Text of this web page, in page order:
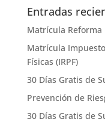
Entradas
Matrícula Reforma
Matrícula
Físicas (IRPF)
30 Días Gratis de
Prevención de
30 Días Gratis de